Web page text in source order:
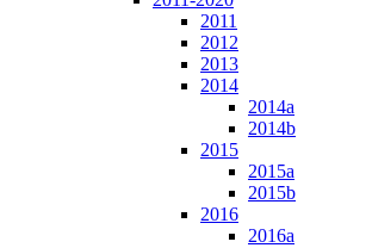
2011
2012
2013
2014
2014a
2014b
2015
2015a
2015b
2016
2016a